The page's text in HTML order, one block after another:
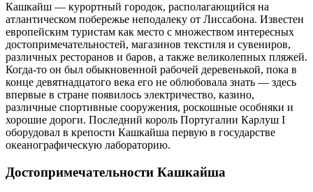
Кашкайш — курортный городок, располагающийся на
атлантическом побережье неподалеку от Лиссабона. Известен
европейским туристам как место с множеством интересных
достопримечательностей, магазинов текстиля и сувениров,
различных ресторанов и баров, а также великолепных пляжей.
Когда-то он был обыкновенной рабочей деревенькой, пока в
конце девятнадцатого века его не облюбовала знать — здесь
впервые в стране появилось электричество, казино,
различные спортивные сооружения, роскошные особняки и
хорошие дороги. Последний король Португалии Карлуш I
оборудовал в крепости Кашкайша первую в государстве
океанографическую лабораторию.
Достопримечательности Кашкайша